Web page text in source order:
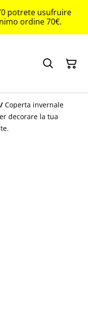
potrete usufruire
ordine 70€.
/ Coperta invernale
decorare la tua